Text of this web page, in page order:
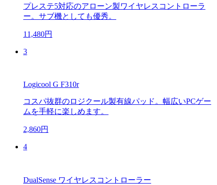
プレステ5対応のアローン製ワイヤレスコントローラ
ー。サブ機としても優秀。
11,480円
3
Logicool G F310r
コスパ抜群のロジクール製有線パッド。幅広いPCゲー
ムを手軽に楽しめます。
2,860円
4
DualSense ワイヤレスコントローラー